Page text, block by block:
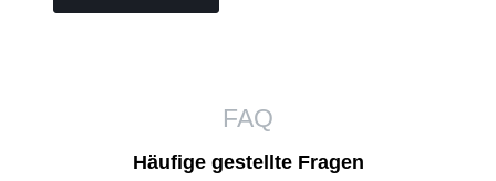
FAQ
Häufige gestellte Fragen